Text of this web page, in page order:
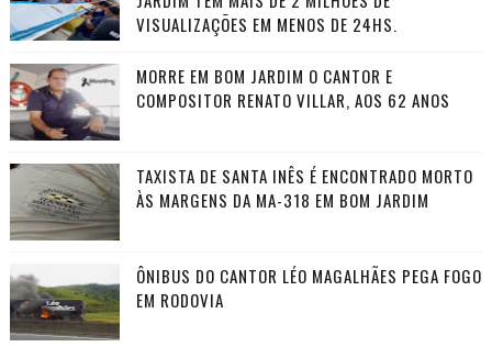
VISUALIZAÇÕES EM MENOS DE 24HS.
MORRE EM BOM JARDIM O CANTOR E
COMPOSITOR RENATO VILLAR, AOS 62 ANOS
TAXISTA DE SANTA INÊS É ENCONTRADO MORTO
ÀS MARGENS DA MA-318 EM BOM JARDIM
ÔNIBUS DO CANTOR LÉO MAGALHÃES PEGA FOGO
EM RODOVIA